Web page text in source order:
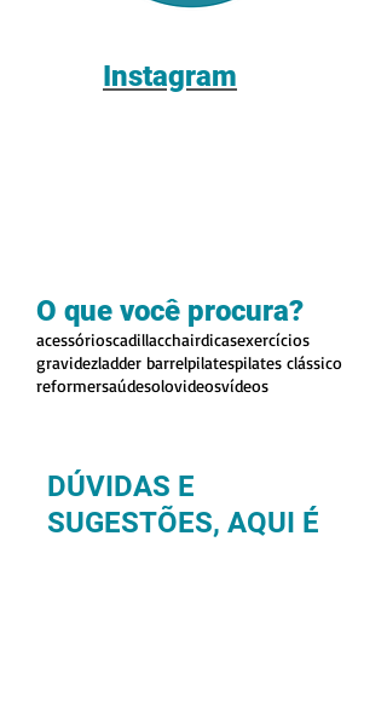
Instagram
O que você procura?
acessórioscadillacchairdicasexercícios
gravidezladder barrelpilatespilates clássico
reformersaúdesolovideosvídeos
DÚVIDAS E
SUGESTÕES, AQUI É